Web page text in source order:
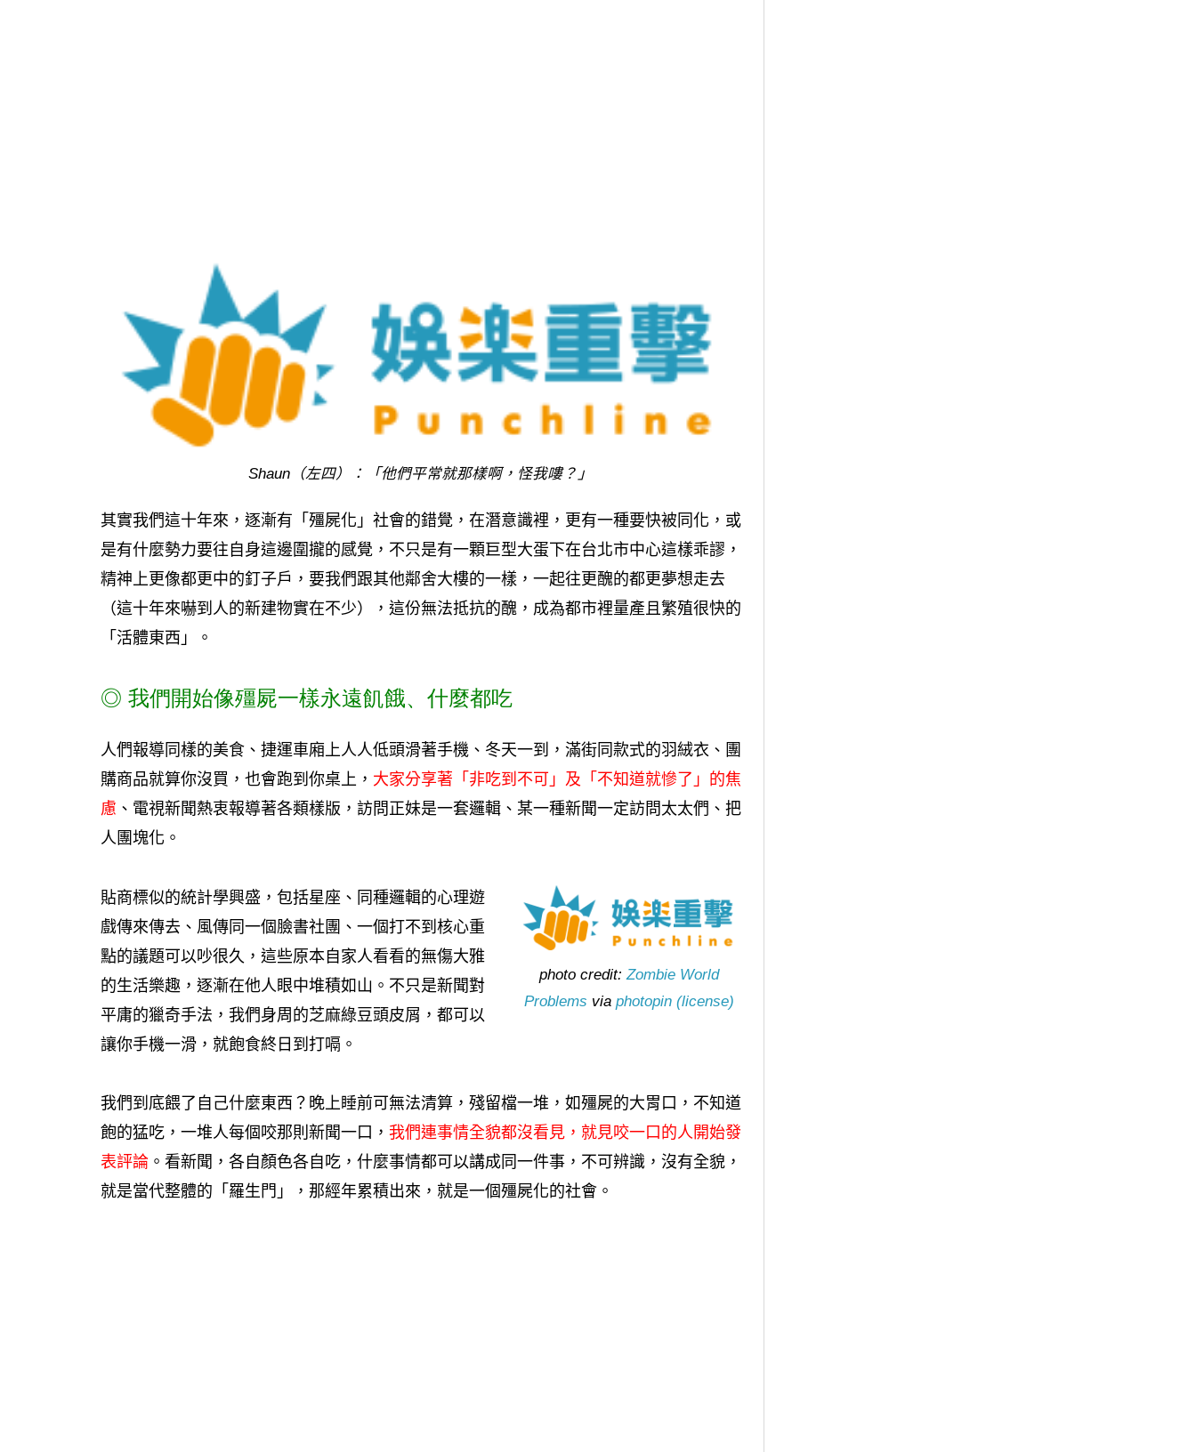
Shaun（左四）：「他們平常就那樣啊，怪我嘍？」
其實我們這十年來，逐漸有「殭屍化」社會的錯覺，在潛意識裡，更有一種要快被同化，或
是有什麼勢力要往自身這邊圍攏的感覺，不只是有一顆巨型大蛋下在台北市中心這樣乖謬，
精神上更像都更中的釘子戶，要我們跟其他鄰舍大樓的一樣，一起往更醜的都更夢想走去
（這十年來嚇到人的新建物實在不少），這份無法抵抗的醜，成為都市裡量產且繁殖很快的
「活體東西」。
◎ 我們開始像殭屍一樣永遠飢餓、什麼都吃
人們報導同樣的美食、捷運車廂上人人低頭滑著手機、冬天一到，滿街同款式的羽絨衣、團
購商品就算你沒買，也會跑到你桌上， 大家分享著「非吃到不可」及「不知道就慘了」的焦
慮 、電視新聞熱衷報導著各類樣版，訪問正妹是一套邏輯、某一種新聞一定訪問太太們、把
人團塊化。
photo credit: Zombie World
Problems via photopin (license)
貼商標似的統計學興盛，包括星座、同種邏輯的心理遊
戲傳來傳去、風傳同一個臉書社團、一個打不到核心重
點的議題可以吵很久，這些原本自家人看看的無傷大雅
的生活樂趣，逐漸在他人眼中堆積如山。不只是新聞對
平庸的獵奇手法，我們身周的芝麻綠豆頭皮屑，都可以
讓你手機一滑，就飽食終日到打嗝。
我們到底餵了自己什麼東西？晚上睡前可無法清算，殘留檔一堆，如殭屍的大胃口，不知道
飽的猛吃，一堆人每個咬那則新聞一口， 我們連事情全貌都沒看見，就見咬一口的人開始發
表評論 。看新聞，各自顏色各自吃，什麼事情都可以講成同一件事，不可辨識，沒有全貌，
就是當代整體的「羅生門」，那經年累積出來，就是一個殭屍化的社會。